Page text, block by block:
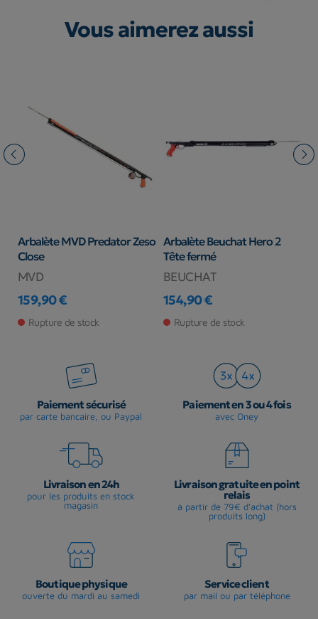
Vous aimerez aussi
Arbalète MVD Predator Zeso
Close
MVD
Prix
159,90 €
Rupture de stock
Arbalète Beuchat Hero 2
Tête fermé
BEUCHAT
Prix
154,90 €
Rupture de stock
Paiement sécurisé
par carte bancaire, ou Paypal
Paiement en 3 ou 4 fois
avec Oney
Livraison en 24h
pour les produits en stock
magasin
Livraison gratuite en point
relais
à partir de 79€ d'achat (hors
produits long)
Boutique physique
ouverte du mardi au samedi
Service client
par mail ou par téléphone